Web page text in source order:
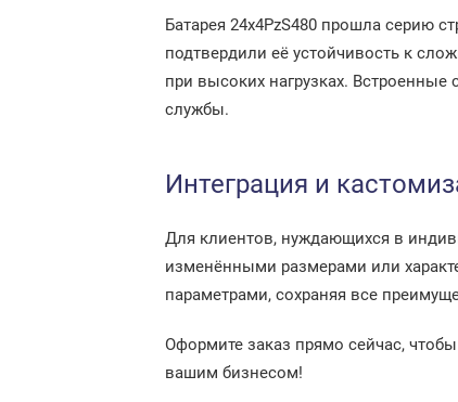
Батарея 24x4PzS480 прошла серию
подтвердили её устойчивость к
при высоких нагрузках.
службы.
Интеграция и
Для клиентов, нуждающихся в
изменёнными размерами или
параметрами, сохраняя все
Оформите заказ прямо сейчас,
вашим бизнесом!